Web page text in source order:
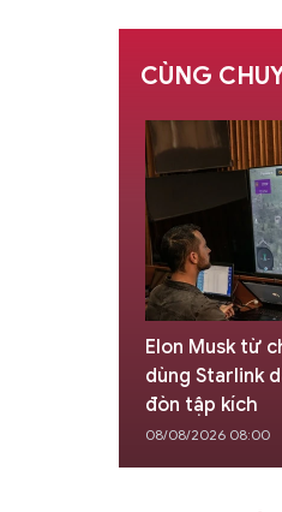
CÙNG
Elon Musk từ
dùng Starlink
đòn tập kích
08/08/2026 08:00